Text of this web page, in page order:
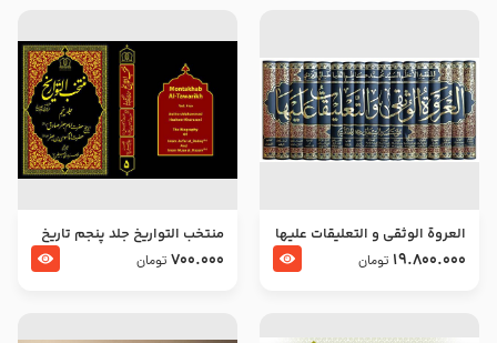
العروة الوثقى و التعليقات عليها
– طرح جدید
19.800.000 تومان
منتخب التواریخ جلد پنجم تاریخ
امام جعفر صادق و امام موسی
700.000 تومان